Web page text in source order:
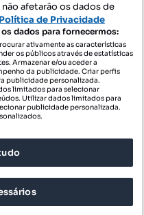
NA:
Portugal, S.A.
afetarão os dados de
Política de Privacidade
dados para fornecermos:
ativamente as características
os públicos através de estatísticas
Armazenar e/ou aceder a
da publicidade. Criar perfis
publicidade personalizada.
limitados para selecionar
Utilizar dados limitados para
publicidade personalizada.